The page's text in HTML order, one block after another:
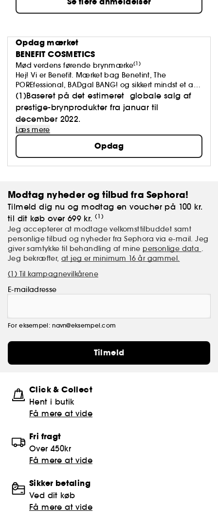
Opdag mærket
BENEFIT COSMETICS
Mød verdens førende brynmærke(1)
Hej! Vi er Benefit. Mærket bag Benetint, The
POREfessional, BADgal BANG! og sikkert mindst et af
brynprodukterne i din taske.
Vi mener, at skønhed skal løfte os op og få os til at
føle os godt tilpas. For at føle sig godt tilpas er et
godt look et godt udgangspunkt.
(1)Baseret på det estimeret globale salg af
prestige-brynprodukter fra januar til
december 2022.
Læs mere
Opdag
Modtag nyheder og tilbud fra Sephora!
Tilmeld dig nu og modtag en voucher på 100 kr.
til dit køb over 699 kr. (1)
Jeg accepterer at modtage velkomsttilbuddet samt
personlige tilbud og nyheder fra Sephora via e-mail. Jeg
giver samtykke til behandling af mine personlige data .
Jeg bekræfter,at jeg er minimum 16 år gammel.
(1) Til kampagnevilkårene
E-mailadresse
For eksempel: navn@eksempel.com
Tilmeld
Click & Collect
Hent i butik
Få mere at vide
Fri fragt
Over 450kr
Få mere at vide
Sikker betaling
Ved dit køb
Få mere at vide